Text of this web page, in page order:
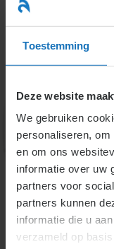
Toestemming
Deze website
We gebruiken
personaliseren,
en om ons
informatie over uw
partners voor
partners kunnen
informatie die u
verzameld op
naar
inhoud
5.1.4.
De